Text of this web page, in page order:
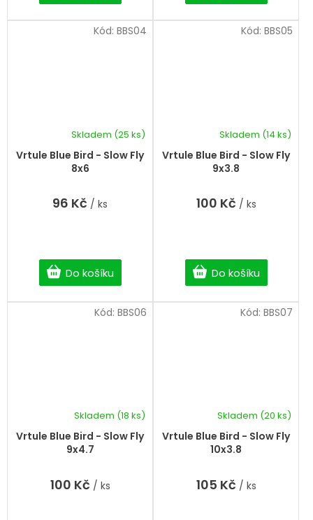
Vrtule Blue Bird - Slow Fly
8x6
Skladem (25 ks)
96 Kč / ks
Do košíku
Kód: BBS04
Vrtule Blue Bird - Slow Fly
9x3.8
Skladem (14 ks)
100 Kč / ks
Do košíku
Kód: BBS05
Vrtule Blue Bird - Slow Fly
9x4.7
Skladem (18 ks)
100 Kč / ks
Kód: BBS06
Vrtule Blue Bird - Slow Fly
10x3.8
Skladem (20 ks)
105 Kč / ks
Kód: BBS07